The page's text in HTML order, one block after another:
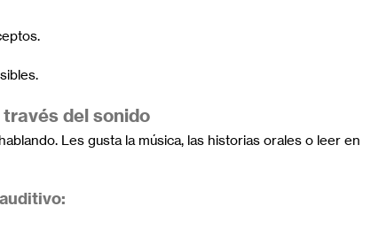
del sonido
Les gusta la música, las historias orales o leer en